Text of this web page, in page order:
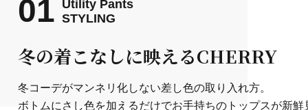
01 Utility Pants
STYLING
冬の着こなしに映えるCHERRY
冬コーデがマンネリ化しない差し色の取り入れ方。
ボトムにさし色を加えるだけでお手持ちのトップスが新鮮